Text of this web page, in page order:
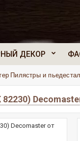
ДЕКОР
Пилястры и
82230)